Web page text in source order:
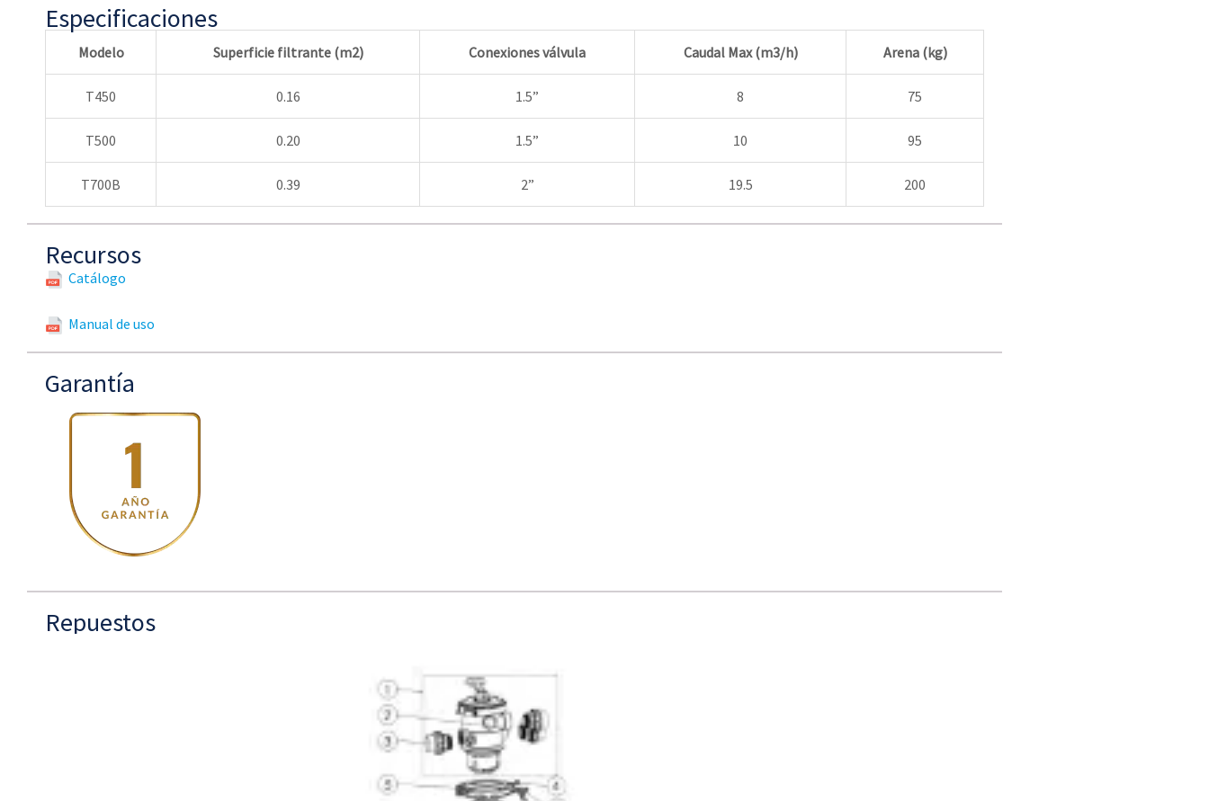
Especificaciones
Modelo Superficie filtrante (m2) Conexiones válvula Caudal Max (m3/h) Arena (kg)
T450 0.16 1.5” 8 75
T500 0.20 1.5” 10 95
T700B 0.39 2” 19.5 200
Recursos
Catálogo
Manual de uso
Garantía
Repuestos